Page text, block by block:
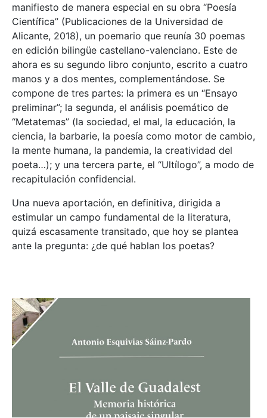
manifiesto de manera especial en su obra “Poesía
Científica” (Publicaciones de la Universidad de
Alicante, 2018), un poemario que reunía 30 poemas
en edición bilingüe castellano-valenciano. Este de
ahora es su segundo libro conjunto, escrito a cuatro
manos y a dos mentes, complementándose. Se
compone de tres partes: la primera es un “Ensayo
preliminar”; la segunda, el análisis poemático de
“Metatemas” (la sociedad, el mal, la educación, la
ciencia, la barbarie, la poesía como motor de cambio,
la mente humana, la pandemia, la creatividad del
poeta…); y una tercera parte, el “Ultílogo”, a modo de
recapitulación confidencial.
Una nueva aportación, en definitiva, dirigida a
estimular un campo fundamental de la literatura,
quizá escasamente transitado, que hoy se plantea
ante la pregunta: ¿de qué hablan los poetas?